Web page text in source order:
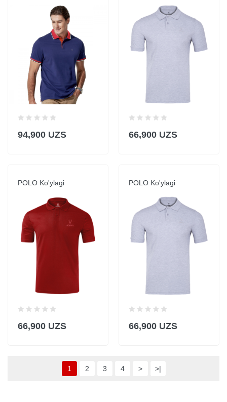
66,900 UZS
94,900 UZS
POLO Ko'ylagi
66,900 UZS
POLO Ko'ylagi
66,900 UZS
1 2 3 4 > >|